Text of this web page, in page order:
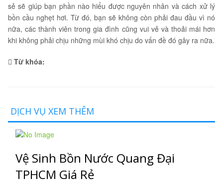
sẻ sẽ giúp bạn phần nào hiểu được nguyên nhân và cách xử lý
bồn cầu nghẹt hơi. Từ đó, bạn sẽ không còn phải đau đầu vì nó
nữa, các thành viên trong gia đình cũng vui vẻ và thoải mái hơn
khi không phải chịu những mùi khó chịu do vấn đề đó gây ra nữa.
Từ khóa:
DỊCH VỤ XEM THÊM
Vệ Sinh Bồn Nước Quang Đại
TPHCM Giá Rẻ